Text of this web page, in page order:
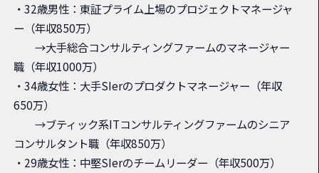
・32歳男性：東証プライム上場のプロジェクトマネージャ
ー（年収850万）
→大手総合コンサルティングファームのマネージャー
職（年収1000万）
・34歳女性：大手SIerのプロダクトマネージャー（年収
650万）
→ブティック系ITコンサルティングファームのシニア
コンサルタント職（年収850万）
・29歳女性：中堅SIerのチームリーダー（年収500万）